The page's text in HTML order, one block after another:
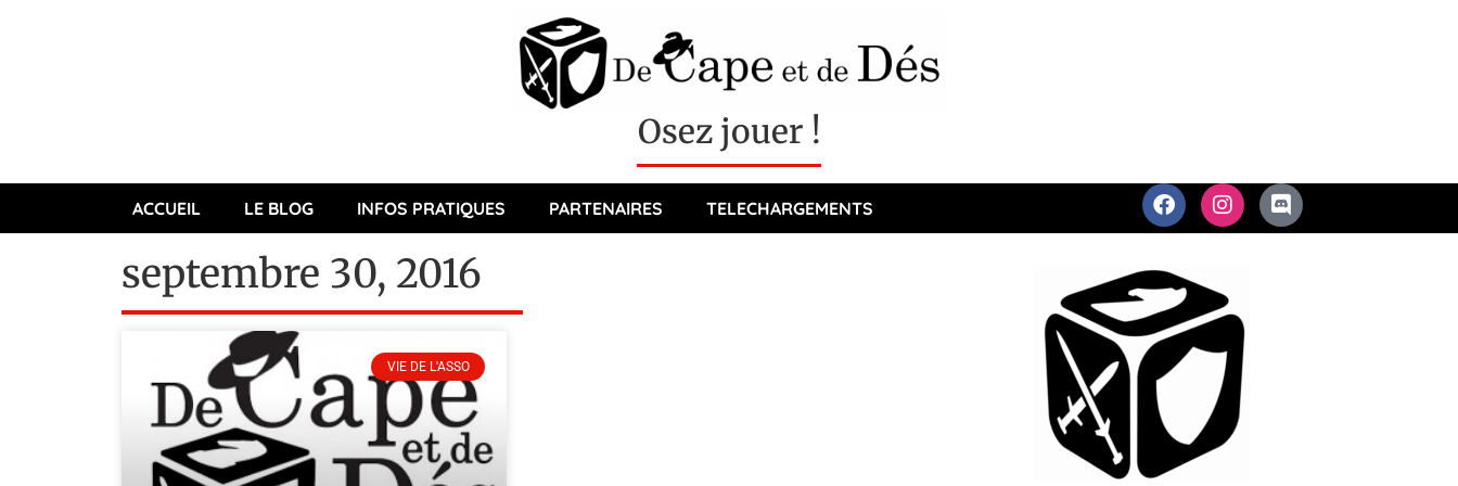
Osez jouer !
ACCUEIL LE BLOG INFOS PRATIQUES PARTENAIRES TELECHARGEMENTS
septembre 30, 2016
VIE DE L'ASSO